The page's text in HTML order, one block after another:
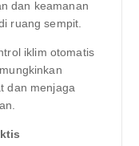
dan keamanan
ruang sempit.
iklim otomatis
dan menjaga